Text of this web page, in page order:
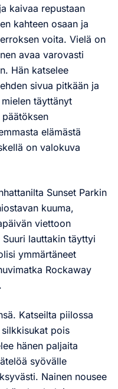
kaivaa repustaan
kahteen osaan ja
voita. Vielä on
avaa varovasti
Hän katselee
sivua pitkään ja
täyttänyt
elämästä
on valokuva
Sunset Parkin
kuuma,
viettoon
lauttakin täyttyi
ymmärtäneet
Rockaway
Katseilta piilossa
pois
hänen paljaita
syövälle
Nainen nousee